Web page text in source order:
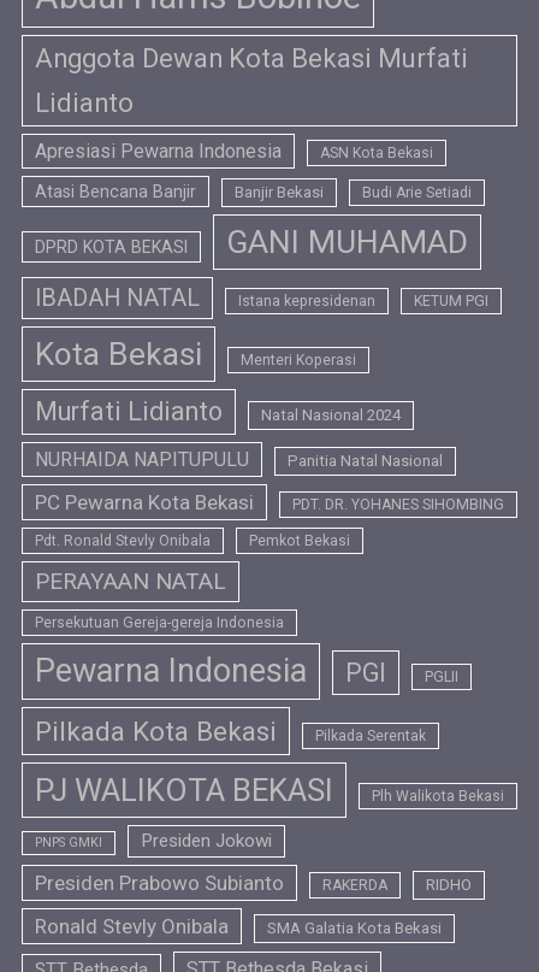
Anggota Dewan Kota Bekasi Murfati
Lidianto
Apresiasi Pewarna Indonesia ASN Kota Bekasi
Atasi Bencana Banjir Banjir Bekasi Budi Arie Setiadi
DPRD KOTA BEKASI GANI MUHAMAD
IBADAH NATAL Istana kepresidenan KETUM PGI
Kota Bekasi Menteri Koperasi
Murfati Lidianto Natal Nasional 2024
NURHAIDA NAPITUPULU Panitia Natal Nasional
PC Pewarna Kota Bekasi PDT. DR. YOHANES SIHOMBING
Pdt. Ronald Stevly Onibala Pemkot Bekasi
PERAYAAN NATAL
Persekutuan Gereja-gereja Indonesia
Pewarna Indonesia PGI PGLII
Pilkada Kota Bekasi Pilkada Serentak
PJ WALIKOTA BEKASI Plh Walikota Bekasi
PNPS GMKI Presiden Jokowi
Presiden Prabowo Subianto RAKERDA RIDHO
Ronald Stevly Onibala SMA Galatia Kota Bekasi